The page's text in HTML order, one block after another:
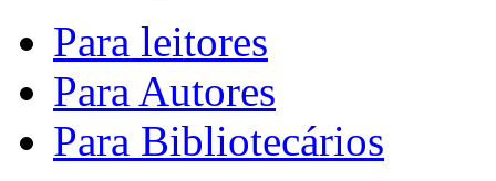
Para leitores
Para Autores
Para Bibliotecários